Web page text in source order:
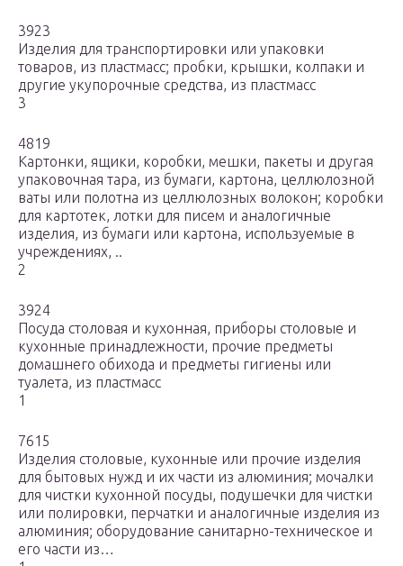
3923
Изделия для транспортировки или упаковки
товаров, из пластмасс; пробки, крышки, колпаки и
другие укупорочные средства, из пластмасс
3
4819
Картонки, ящики, коробки, мешки, пакеты и другая
упаковочная тара, из бумаги, картона, целлюлозной
ваты или полотна из целлюлозных волокон; коробки
для картотек, лотки для писем и аналогичные
изделия, из бумаги или картона, используемые в
учреждениях, ..
2
3924
Посуда столовая и кухонная, приборы столовые и
кухонные принадлежности, прочие предметы
домашнего обихода и предметы гигиены или
туалета, из пластмасс
1
7615
Изделия столовые, кухонные или прочие изделия
для бытовых нужд и их части из алюминия; мочалки
для чистки кухонной посуды, подушечки для чистки
или полировки, перчатки и аналогичные изделия из
алюминия; оборудование санитарно-техническое и
его части из…